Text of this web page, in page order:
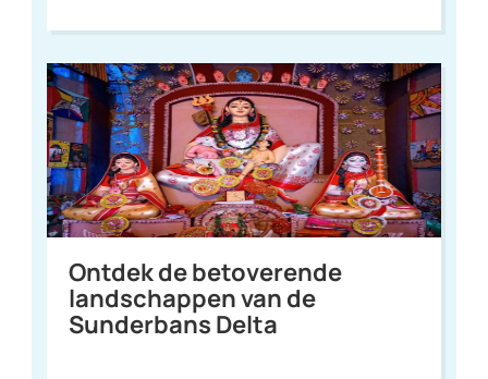
Ontdek de betoverende
landschappen van de
Sunderbans Delta